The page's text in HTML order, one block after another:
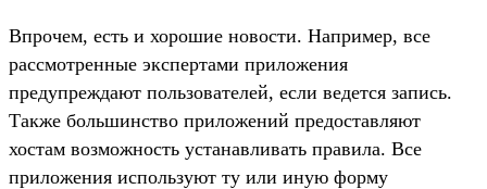
Впрочем, есть и хорошие новости. Например, все
рассмотренные экспертами приложения
предупреждают пользователей, если ведется запись.
Также большинство приложений предоставляют
хостам возможность устанавливать правила. Все
приложения используют ту или иную форму